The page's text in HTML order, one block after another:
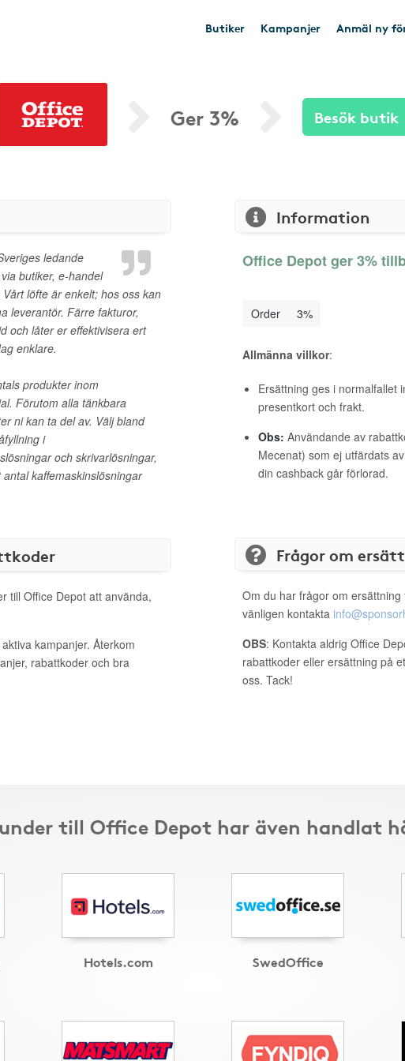
Butiker Kampanjer Anmäl ny
Ger 3% Besök butik
ledande
butiker, e-handel
löfte är enkelt; hos oss kan
leverantör. Färre fakturor,
och låter er effektivisera ert
enklare.
produkter inom
Förutom alla tänkbara
ni kan ta del av. Välj bland
i
och skrivarlösningar,
kaffemaskinslösningar
till Office Depot att använda,
kampanjer. Återkom
rabattkoder och bra
Information
Office Depot ger 3%
Order 3%
Allmänna villkor:
Ersättning ges i normalfallet
presentkort och frakt.
Obs: Användande av
Mecenat) som ej utfärdats
din cashback går förlorad.
Frågor om
Om du har frågor om
vänligen kontakta
OBS: Kontakta aldrig Office
rabattkoder eller ersättning på
oss. Tack!
till Office Depot har även handlat
Hotels.com SwedOffice